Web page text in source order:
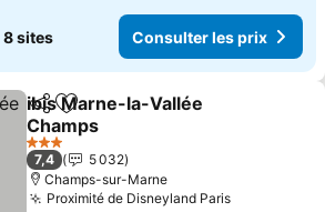
8 sites Consulter les prix
PartagerAjouter à mes favoris
ibis Marne-la-Vallée
Champs
3 Étoiles
7,4
5 032
Champs-sur-Marne
Proximité de Disneyland Paris